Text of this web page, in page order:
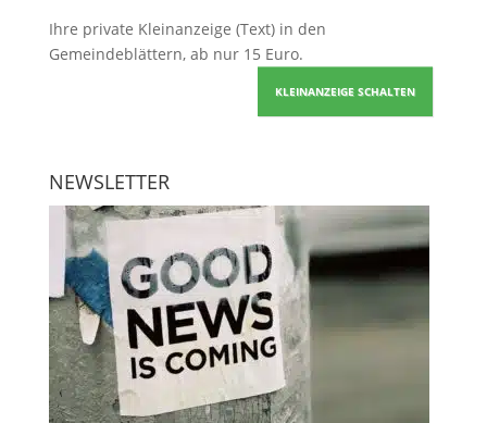
Ihre private Kleinanzeige (Text) in den
Gemeindeblättern, ab nur 15 Euro.
KLEINANZEIGE SCHALTEN
NEWSLETTER